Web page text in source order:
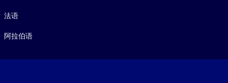
法语
阿拉伯语